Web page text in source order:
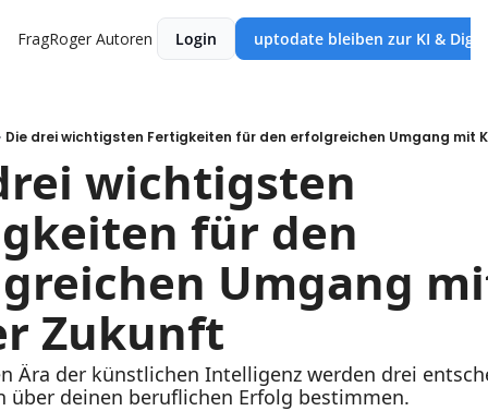
FragRoger Autoren Login uptodate bleiben zur KI &
Die drei wichtigsten Fertigkeiten für den erfolgreichen Umgang mit
wichtigsten
für den
Umgang
Zukunft
Ära der künstlichen Intelligenz werden drei
über deinen beruflichen Erfolg bestimmen.